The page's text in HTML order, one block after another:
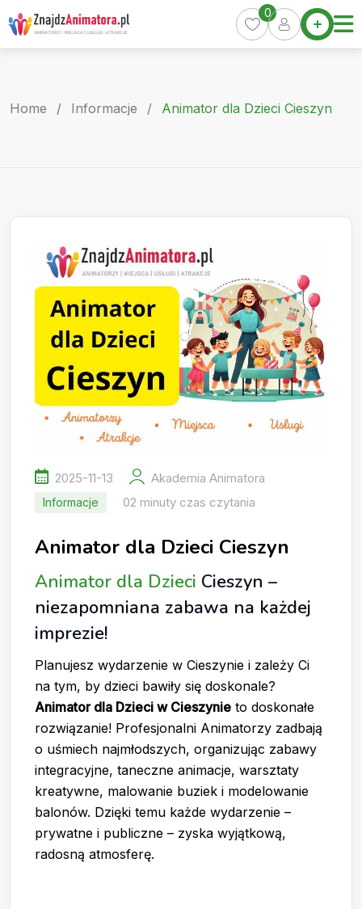
Skip
to
content
Home
Oferty
0
Home / Informacje / Animator dla Dzieci Cieszyn
2025-11-13 Akademia Animatora
Informacje 02 minuty czas czytania
Animator dla Dzieci Cieszyn
Animator dla Dzieci Cieszyn –
niezapomniana zabawa na każdej
imprezie!
Planujesz wydarzenie w Cieszynie i zależy Ci
na tym, by dzieci bawiły się doskonale?
Animator dla Dzieci w Cieszynie to doskonałe
rozwiązanie! Profesjonalni Animatorzy zadbają
o uśmiech najmłodszych, organizując zabawy
integracyjne, taneczne animacje, warsztaty
kreatywne, malowanie buziek i modelowanie
balonów. Dzięki temu każde wydarzenie –
prywatne i publiczne – zyska wyjątkową,
radosną atmosferę.